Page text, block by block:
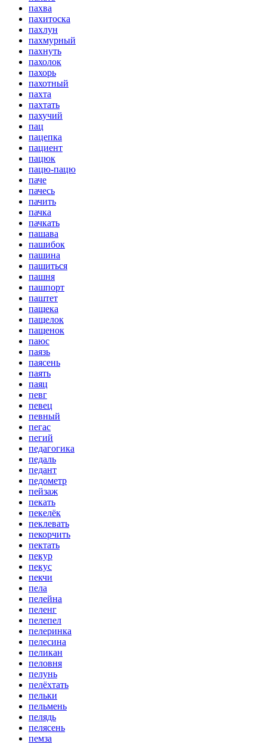
пахва
пахитоска
пахлун
пахмурный
пахнуть
пахолок
пахорь
пахотный
пахта
пахтать
пахучий
пац
пацепка
пациент
пацюк
пацю-пацю
паче
пачесь
пачить
пачка
пачкать
пашава
пашибок
пашина
пашиться
пашня
пашпорт
паштет
пащека
пащелок
пащенок
паюс
паязь
паясень
паять
паяц
певг
певец
певный
пегас
пегий
педагогика
педаль
педант
педометр
пейзаж
пекать
пекелёк
пеклевать
пекорчить
пектать
пекур
пекус
пекчи
пела
пелейна
пеленг
пелепел
пелеринка
пелесина
пеликан
пеловня
пелунь
пелёхтать
пельки
пельмень
пелядь
пелясень
пемза